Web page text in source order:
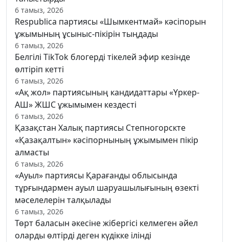
6 тамыз, 2026
Respublica партиясы «Шымкентмай» кәсіпорын
ұжымының ұсыныс-пікірін тыңдады
6 тамыз, 2026
Белгілі TikTok блогерді тікелей эфир кезінде
өлтіріп кетті
6 тамыз, 2026
«Ақ жол» партиясының кандидаттары «Үркер-
АШ» ЖШС ұжымымен кездесті
6 тамыз, 2026
Қазақстан Халық партиясы Степногорскте
«Қазақалтын» кәсіпорнының ұжымымен пікір
алмасты
6 тамыз, 2026
«Ауыл» партиясы Қарағанды облысында
тұрғындармен ауыл шаруашылығының өзекті
мәселелерін талқылады
6 тамыз, 2026
Төрт баласын әкесіне жібергісі келмеген әйел
оларды өлтірді деген күдікке ілінді